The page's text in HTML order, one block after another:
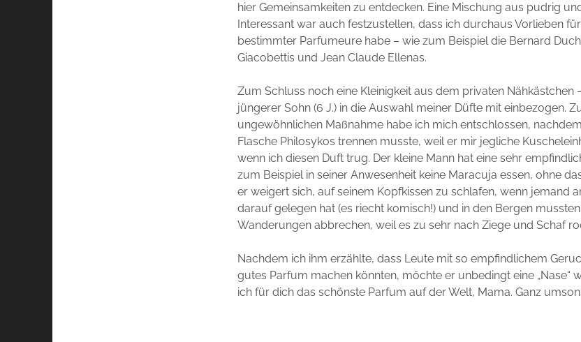
hier Gemeinsamkeiten zu entdecken. Eine Mischung aus pudrig
Interessant war auch festzustellen, dass ich durchaus Vorlieben
bestimmter Parfumeure habe – wie zum Beispiel die Bernard
Giacobettis und Jean Claude Ellenas.
Zum Schluss noch eine Kleinigkeit aus dem privaten Nähkästchen
jüngerer Sohn (6 J.) in die Auswahl meiner Düfte mit einbezogen.
ungewöhnlichen Maßnahme habe ich mich entschlossen,
Flasche Philosykos trennen musste, weil er mir jegliche
wenn ich diesen Duft trug. Der kleine Mann hat eine sehr
zum Beispiel in seiner Anwesenheit keine Maracuja essen, ohne
er weigert sich, auf seinem Kopfkissen zu schlafen, wenn jemand
darauf gelegen hat (es riecht komisch!) und in den Bergen
Wanderungen abbrechen, weil es zu sehr nach Ziege und Schaf
Nachdem ich ihm erzählte, dass Leute mit so empfindlichem
gutes Parfum machen könnten, möchte er unbedingt eine „Nase“
ich für dich das schönste Parfum auf der Welt, Mama. Ganz